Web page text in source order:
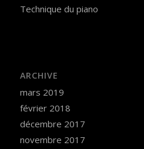
Technique du piano
ARCHIVE
mars 2019
février 2018
décembre 2017
novembre 2017